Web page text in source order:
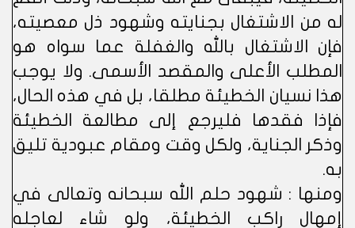
له من الاشتغال بجنايته وشهود ذل معصيته،
فإن الاشتغال بالله والغفلة عما سواه هو
المطلب الأعلى والمقصد الأسمى. ولا يوجب
هذا نسيان الخطيئة مطلقا، بل في هذه الحال،
فإذا فقدها فليرجع إلى مطالعة الخطيئة
وذكر الجناية، ولكل وقت ومقام عبودية تليق
به.
ومنها : شهود حلم الله سبحانه وتعالى في
إمهال راكب الخطيئة، ولو شاء لعاجله